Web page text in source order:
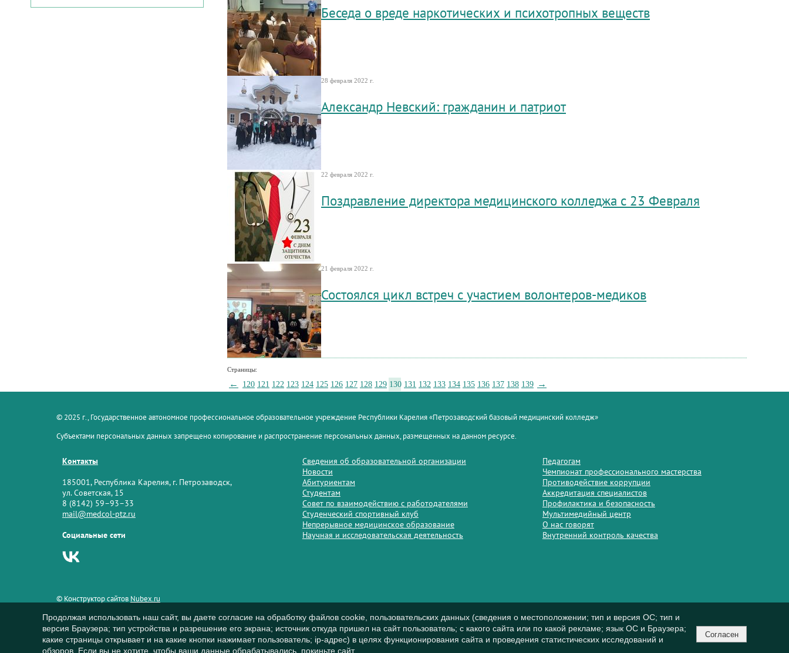
Беседа о вреде наркотических и психотропных веществ
28 февраля 2022 г.
Александр Невский: гражданин и патриот
22 февраля 2022 г.
Поздравление директора медицинского колледжа с 23 Февраля
21 февраля 2022 г.
Состоялся цикл встреч с участием волонтеров-медиков
Страницы:
← 120 121 122 123 124 125 126 127 128 129 130 131 132 133 134 135 136 137 138 139 →
© 2025 г., Государственное автономное профессиональное образовательное учреждение Республики Карелия «Петрозаводский базовый медицинский колледж»
Субъектами персональных данных запрещено копирование и распространение персональных данных, размещенных на данном ресурсе.
Контакты
185001, Республика Карелия, г. Петрозаводск,
ул. Советская, 15
8 (8142) 59–93–33
mail@medcol-ptz.ru
Социальные сети
Сведения об образовательной организации
Новости
Абитуриентам
Студентам
Совет по взаимодействию с работодателями
Студенческий спортивный клуб
Непрерывное медицинское образование
Научная и исследовательская деятельность
Педагогам
Чемпионат профессионального мастерства
Противодействие коррупции
Аккредитация специалистов
Профилактика и безопасность
Мультимедийный центр
О нас говорят
Внутренний контроль качества
© Конструктор сайтов Nubex.ru
Продолжая использовать наш сайт, вы даете согласие на обработку файлов cookie, пользовательских данных (сведения о местоположении; тип и версия ОС; тип и
версия Браузера; тип устройства и разрешение его экрана; источник откуда пришел на сайт пользователь; с какого сайта или по какой рекламе; язык ОС и Браузера;
какие страницы открывает и на какие кнопки нажимает пользователь; ip-адрес) в целях функционирования сайта и проведения статистических исследований и
обзоров. Если вы не хотите, чтобы ваши данные обрабатывались, покиньте сайт.
Согласен